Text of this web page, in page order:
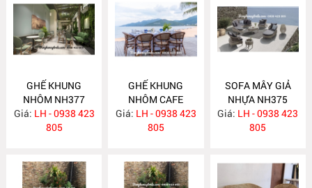
GHẾ KHUNG
NHÔM NH377
Giá: LH - 0938 423
805
GHẾ KHUNG
NHÔM CAFE
NH376
Giá: LH - 0938 423
805
SOFA MÂY GIẢ
NHỰA NH375
Giá: LH - 0938 423
805